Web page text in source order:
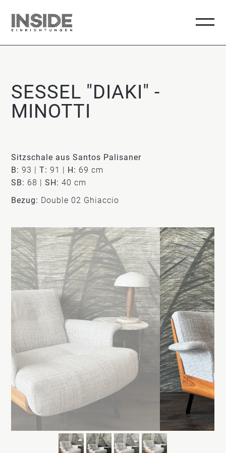
SESSEL "DIAKI" -
MINOTTI
Sitzschale aus Santos Palisaner
B: 93 |T: 91 | H: 69 cm
SB: 68 |SH: 40 cm
Bezug: Double 02 Ghiaccio